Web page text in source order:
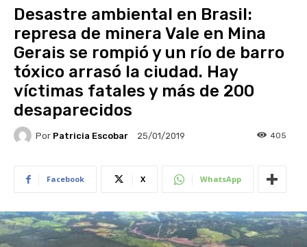
Desastre ambiental en Brasil:
represa de minera Vale en Mina
Gerais se rompió y un río de barro
tóxico arrasó la ciudad. Hay
víctimas fatales y más de 200
desaparecidos
Por Patricia Escobar 25/01/2019 405
Facebook X WhatsApp